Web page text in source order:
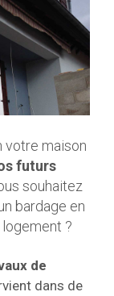
votre maison
futurs
souhaitez
bardage en
?
de
dans de